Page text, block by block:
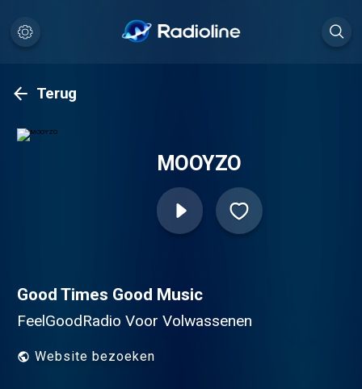
Terug
MOOYZO
Good Times Good Music
FeelGoodRadio Voor Volwassenen
Website bezoeken